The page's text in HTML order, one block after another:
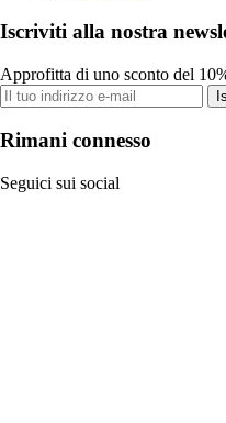
Iscriviti alla nostra
Approfitta di uno sconto del
Rimani connesso
Seguici sui social